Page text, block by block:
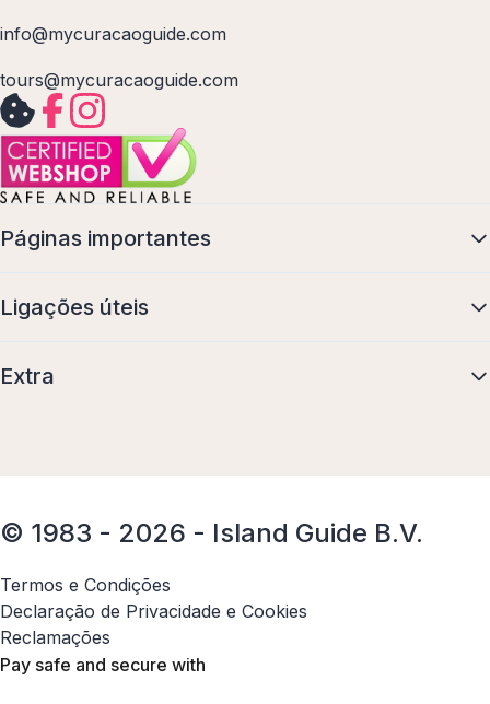
info@mycuracaoguide.com
tours@mycuracaoguide.com
Páginas importantes
Ligações úteis
Extra
© 1983 - 2026 - Island Guide B.V.
Termos e Condições
Declaração de Privacidade e Cookies
Reclamações
Pay safe and secure with